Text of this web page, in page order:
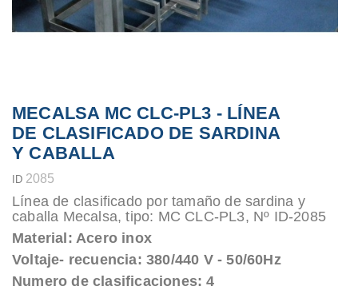
MECALSA MC CLC-PL3 - LÍNEA
DE CLASIFICADO DE SARDINA
Y CABALLA
ID 2085
Línea de clasificado por tamaño de sardina y
caballa Mecalsa, tipo: MC CLC-PL3, Nº ID-2085
Material: Acero inox
Voltaje- recuencia: 380/440 V - 50/60Hz
Numero de clasificaciones: 4